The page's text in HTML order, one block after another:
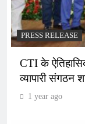
PRESS RELEASE
CTI के
व्यापारी संगठन
1 year ago